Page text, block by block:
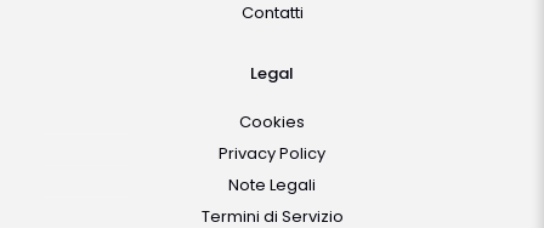
Contatti
Legal
Cookies
Privacy Policy
Note Legali
Termini di Servizio